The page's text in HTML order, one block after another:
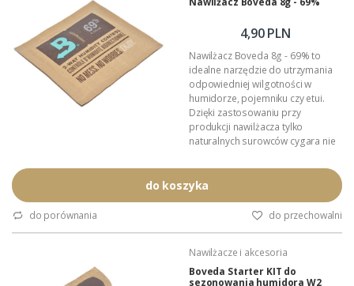
zamek strunowy.
Dystrybucja...
4,90 PLN
Nawilżacz Boveda 8g - 69% to
idealne narzędzie do utrzymania
odpowiedniej wilgotności w
humidorze, pojemniku czy etui.
Dzięki zastosowaniu przy
produkcji nawilżacza tylko
naturalnych surowców cygara nie
aromatów. Podczas pracy
pochłania i oddaje do otoczenia
całkowicie hermetycznym
tolerancją 1%.
Wielkość: 70mm x 60mm x 2mm.
Zadana...
do koszyka
do porównania do przechowalni
Nawilżacze i akcesoria
Boveda Starter KIT do
sezonowania humidora W2